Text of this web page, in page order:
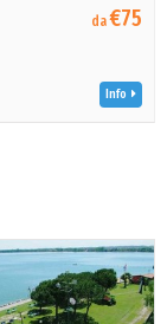
da€75
Info